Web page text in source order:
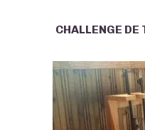
CHALLENGE